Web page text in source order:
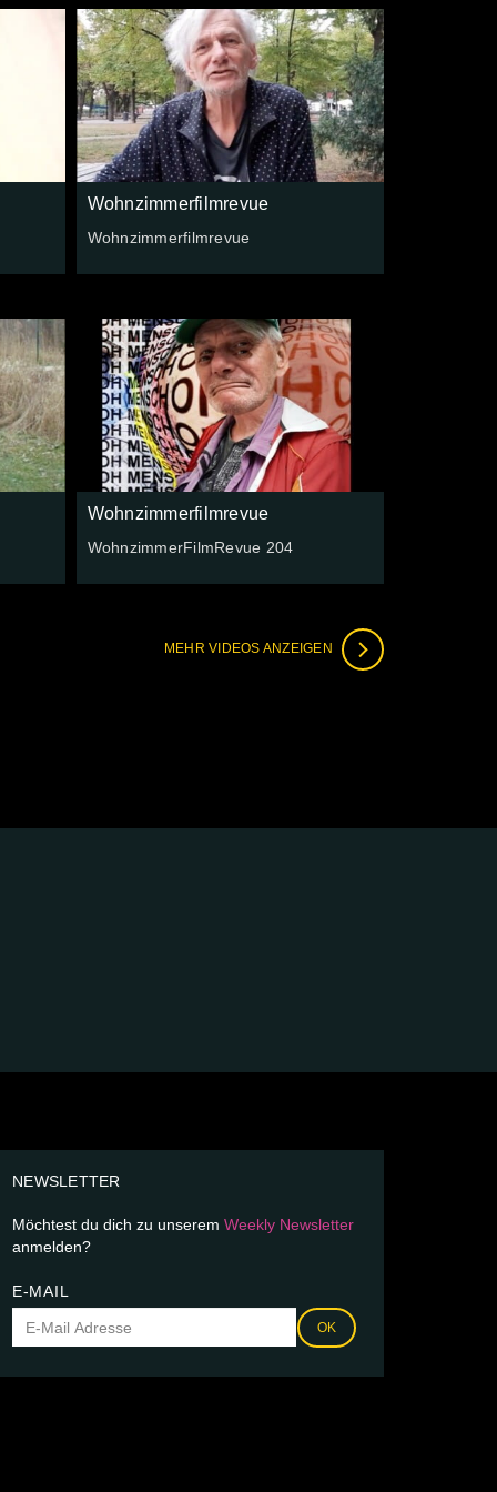
Wohnzimmerfilmrevue
Wohnzimmerfilmrevue
Wohnzimmerfilmrevue
WohnzimmerFilmRevue 204
MEHR VIDEOS ANZEIGEN
NEWSLETTER
Möchtest du dich zu unserem Weekly Newsletter
anmelden?
E-MAIL
OK